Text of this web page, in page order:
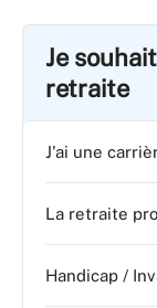
Je
retraite
J'ai une
La retraite
Handicap /